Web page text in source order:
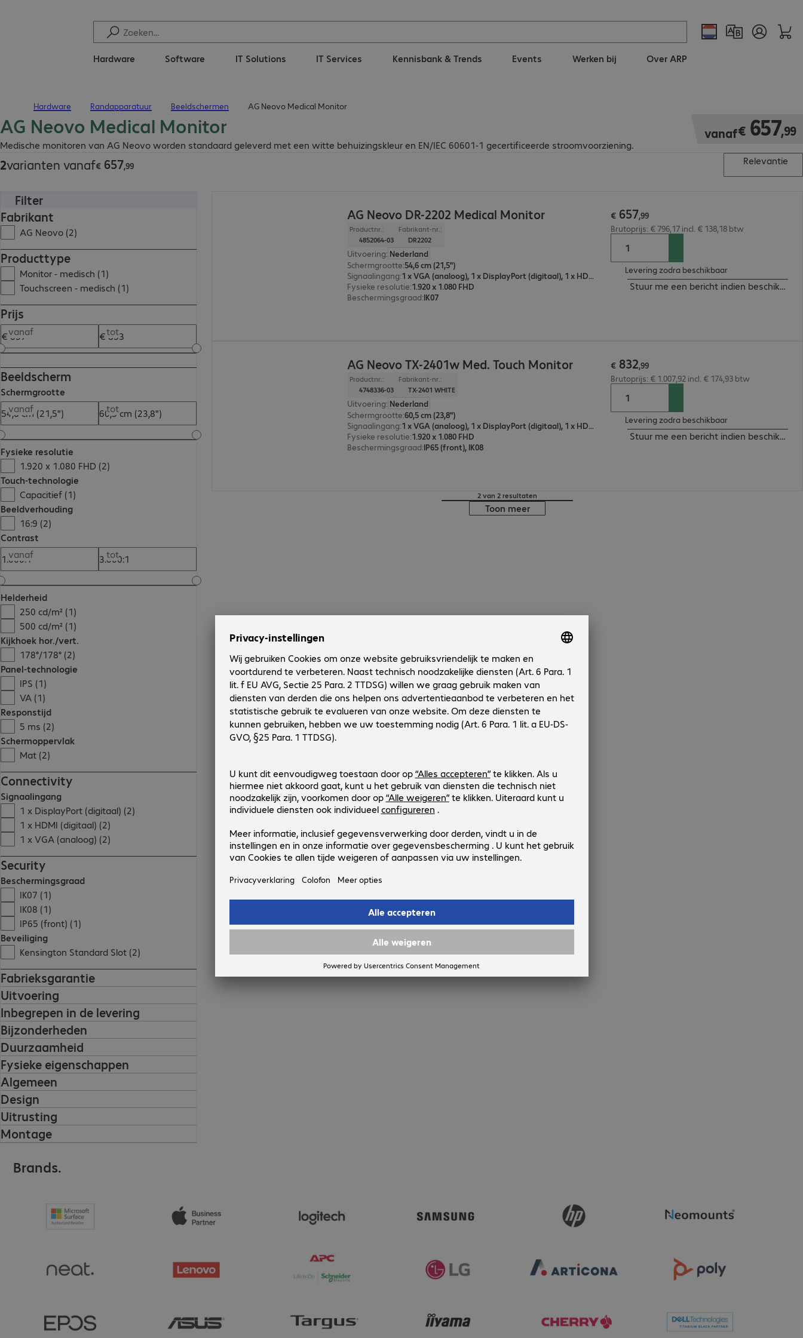
Hardware Software IT Solutions IT Services Kennisbank & Trends Events Werken bij Over ARP
Hardware Randapparatuur Beeldschermen AG Neovo Medical Monitor
AG Neovo Medical Monitor
Medische monitoren van AG Neovo worden standaard geleverd met een witte behuizingskleur en EN/IEC 60601-1 gecertificeerde stroomvoorziening.
vanaf€ 657,99
€ 657,99
2varianten vanaf€ 657,99
€ 657,99
Relevantie
Filter
Fabrikant
AG Neovo (2)
Producttype
Monitor - medisch (1)
Touchscreen - medisch (1)
Prijs
vanaf tot
Beeldscherm
Schermgrootte
vanaf
tot
Fysieke resolutie
1.920 x 1.080 FHD (2)
Touch-technologie
Capacitief (1)
Beeldverhouding
16:9 (2)
Contrast
vanaf
tot
Helderheid
250 cd/m² (1)
500 cd/m² (1)
Kijkhoek hor./vert.
178°/178° (2)
Panel-technologie
IPS (1)
VA (1)
Responstijd
5 ms (2)
Schermoppervlak
Mat (2)
Connectivity
Signaalingang
1 x DisplayPort (digitaal) (2)
1 x HDMI (digitaal) (2)
1 x VGA (analoog) (2)
Security
Beschermingsgraad
IK07 (1)
IK08 (1)
IP65 (front) (1)
Beveiliging
Kensington Standard Slot (2)
Fabrieksgarantie
Uitvoering
Inbegrepen in de levering
Bijzonderheden
Duurzaamheid
Fysieke eigenschappen
Algemeen
Design
Uitrusting
Montage
AG Neovo DR-2202 Medical Monitor
Productnr.:
4852064-03
Fabrikant-nr.:
DR2202
Uitvoering: Nederland
Schermgrootte:54,6 cm (21,5")
Signaalingang:
1 x VGA (analoog), 1 x DisplayPort (digitaal), 1 x HDMI (digitaal)
Fysieke resolutie:1.920 x 1.080 FHD
Beschermingsgraad:IK07
€ 657,99
Brutoprijs: € 796,17 incl. € 138,18 btw
Levering zodra beschikbaar
Stuur me een bericht indien beschikbaar
AG Neovo TX-2401w Med. Touch Monitor
Productnr.:
4748336-03
Fabrikant-nr.:
TX-2401 WHITE
Uitvoering: Nederland
Schermgrootte:60,5 cm (23,8")
Signaalingang:
1 x VGA (analoog), 1 x DisplayPort (digitaal), 1 x HDMI (digitaal)
Fysieke resolutie:1.920 x 1.080 FHD
Beschermingsgraad:IP65 (front), IK08
€ 832,99
Brutoprijs: € 1.007,92 incl. € 174,93 btw
Levering zodra beschikbaar
Stuur me een bericht indien beschikbaar
2 van 2 resultaten
Toon meer
Brands.